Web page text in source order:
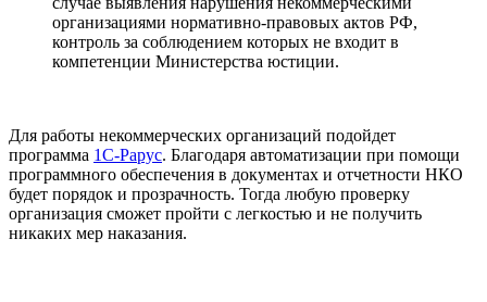
организациями нормативно-правовых актов РФ,
контроль за соблюдением которых не входит в
компетенции Министерства юстиции.
Для работы некоммерческих организаций подойдет
программа 1С-Рарус. Благодаря автоматизации при помощи
программного обеспечения в документах и отчетности НКО
будет порядок и прозрачность. Тогда любую проверку
организация сможет пройти с легкостью и не получить
никаких мер наказания.